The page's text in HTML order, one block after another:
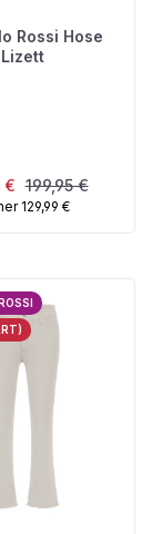
Rossi Hose
Lizett
€ Regulärer Preis:
199,95 €
129,99 €